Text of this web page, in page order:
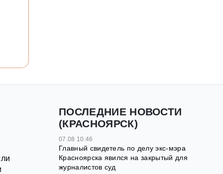
ПОСЛЕДНИЕ НОВОСТИ
(КРАСНОЯРСК)
07.08 10:46
Главный свидетель по делу экс-мэра
Красноярска явился на закрытый для
журналистов суд